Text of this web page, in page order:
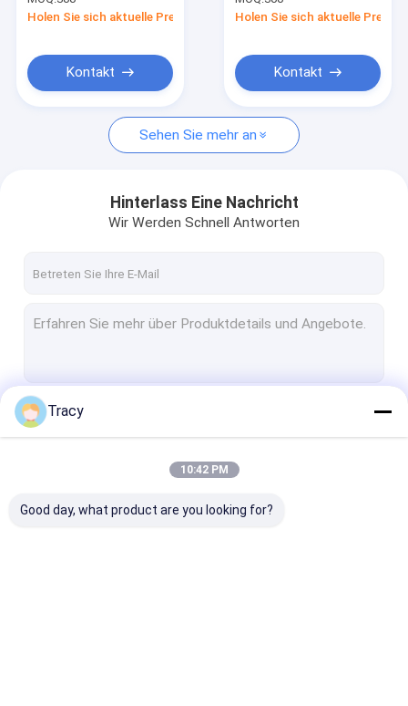
Nachrichten
Trödel/Tüte
Bettdecke/Kissenhülle
Kissen
beigen, grauen,
blauen und
Holen Sie sich aktuelle Preis
Kontakt
Einzel-Doppel-
Königin-Königgrößen
Holen Sie sich aktuelle Preis
Kontakt
Sehen Sie mehr an
Hinterlass Eine Nachricht
Wir Werden Schnell Antworten
Tracy
10:42 PM
Good day, what product are you looking for?